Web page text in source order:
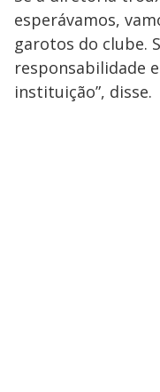
esperávamos,
garotos do clube.
responsabilidade
instituição”, disse.